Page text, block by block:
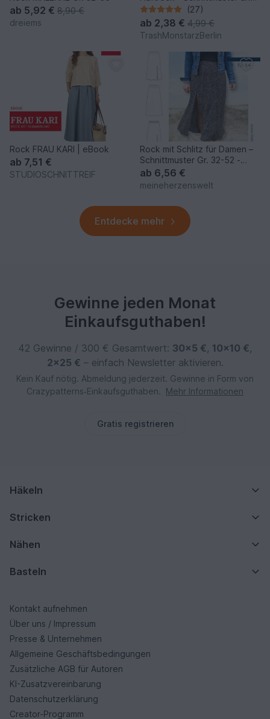
ab 5,92 € 8,90 €
dreiems
Nähanleitung(27)
ab 2,38 € 4,99 €
TrashMonstarzBerlin
Rock FRAU KARI | eBook
ab 7,51 €
STUDIOSCHNITTREIF
Rock mit Schlitz für Damen –
Schnittmuster Gr. 32-52 -
Denia #170
ab 6,56 €
meineherzenswelt
Entdecke mehr
Gewinne jeden Monat
Einkaufsguthaben!
42 Gewinne / 300 € Gesamtwert: 30×5 €, 10×10 €,
2×25 € – einfach Newsletter aktivieren.
Kein Kauf nötig. Abmeldung jederzeit. Gewinne in Form von
Crazypatterns‑Einkaufsguthaben.
Mehr Informationen
Gratis registrieren
Häkeln
Stricken
Nähen
Basteln
Kontakt aufnehmen
Über uns / Impressum
Presse & Unternehmen
Allgemeine Geschäftsbedingungen
Zusätzliche AGB für Autoren
KI-Zusatzvereinbarung
Datenschutzerklärung
Creator-Programm